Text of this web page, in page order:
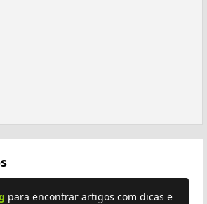
para encontrar artigos com dicas e